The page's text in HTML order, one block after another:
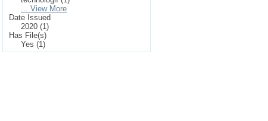
... View More
Date Issued
2020 (1)
Has File(s)
Yes (1)